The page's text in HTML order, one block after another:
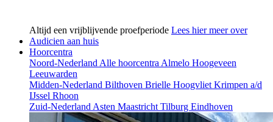
Altijd een vrijblijvende proefperiode Lees hier meer over
Audicien aan huis
Hoorcentra
Noord-NederlandAlle hoorcentraAlmelo Hoogeveen
Leeuwarden
Midden-Nederland Bilthoven Brielle HoogvlietKrimpen a/d
IJssel Rhoon
Zuid-NederlandAsten MaastrichtTilburg Eindhoven